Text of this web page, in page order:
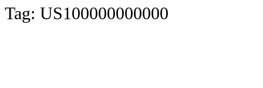
Tag: US100000000000